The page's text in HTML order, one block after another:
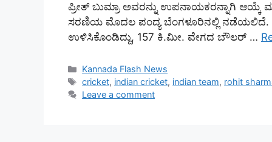
ಪ್ರೀತ್ ಬುಮ್ರಾ ಅವರನ್ನು ಉಪನಾಯಕರನ್ನಾಗಿ
ಸರಣಿಯ ಮೊದಲ ಪಂದ್ಯ ಬೆಂಗಳೂರಿನಲ್ಲಿ ನಡೆಯಲಿದೆ.
ಉಳಿಸಿಕೊಂಡಿದ್ದು, 157 ಕಿ.ಮೀ. ವೇಗದ ಬೌಲರ್ …
Categories
Kannada Flash News
Tags
cricket, indian cricket, indian team, rohit
Leave a comment